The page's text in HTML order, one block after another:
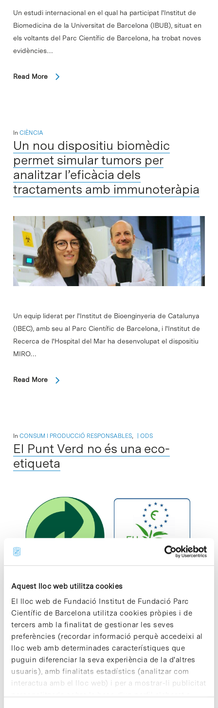
Aquest lloc web utilitza cookies
El lloc web de Fundació Institut de Fundació Parc
Científic de Barcelona utilitza cookies pròpies i de
tercers amb la finalitat de gestionar les seves
preferències (recordar informació perquè accedeixi al
lloc web amb determinades característiques que
puguin diferenciar la seva experiència de la d'altres
usuaris), amb finalitats estadístics (analitzar com
interactua amb el lloc web) i per a mostrar-li publicitat
personalitzada sobre la base d'un perfil elaborat a
Un estudi internacional en el qual ha participat l'Institut de
Biomedicina de la Universitat de Barcelona (IBUB), situat en
els voltants del Parc Científic de Barcelona, ha trobat noves
evidències…
Read More
In CIÈNCIA
Un nou dispositiu biomèdic
permet simular tumors per
analitzar l’eficàcia dels
tractaments amb immunoteràpia
Un equip liderat per l'Institut de Bioenginyeria de Catalunya
(IBEC), amb seu al Parc Científic de Barcelona, i l'Institut de
Recerca de l'Hospital del Mar ha desenvolupat el dispositiu
MIRO…
Read More
In CONSUM I PRODUCCIÓ RESPONSABLES, ODS
El Punt Verd no és una eco-
etiqueta
El Punt Verd és un logotip que porten la majoria de
recipients, envasos i embalatges del territori europeu que
identifica el responsable de la recollida i eliminació d’aquell
residu. No…
Read More